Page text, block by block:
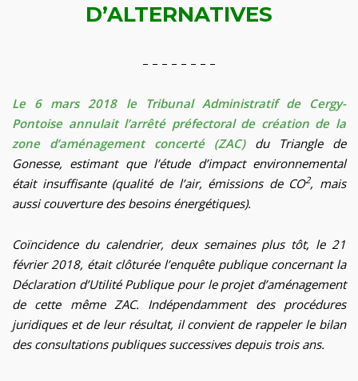
D’ALTERNATIVES
– – – – – – – –
Le 6 mars 2018 le Tribunal Administratif de Cergy-
Pontoise annulait l’arrêté préfectoral de création de la
zone d’aménagement concerté (ZAC)du Triangle de
Gonesse, estimant que l’étude d’impact environnemental
était insuffisante (qualité de l’air, émissions de CO2, mais
aussi couverture des besoins énergétiques).
Coïncidence du calendrier, deux semaines plus tôt, le 21
février 2018, était clôturée l’enquête publique concernant la
Déclaration d’Utilité Publique pour le projet d’aménagement
de cette même ZAC. Indépendamment des procédures
juridiques et de leur résultat, il convient de rappeler le bilan
des consultations publiques successives depuis trois ans.